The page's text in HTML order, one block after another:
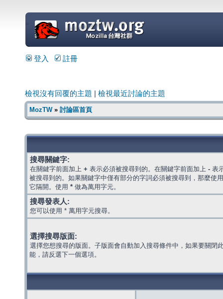
=
登入 註冊
檢視沒有回覆的主題 檢視最近討論的主題
MozTW» 討論區首頁
搜尋關鍵字:
在關鍵字前面加上 + 表示必須被搜尋到的。在關鍵字前面加上 - 表
被搜尋到的。如果關鍵字中僅有部分的字詞必須被搜尋到，那麼使
它隔開。使用 * 做為萬用字元。
搜尋發表人:
您可以使用 * 萬用字元搜尋。
選擇搜尋版面:
選擇您想搜尋的版面。子版面會自動加入搜尋條件中，如果要關閉
能，請反選下一個選項。